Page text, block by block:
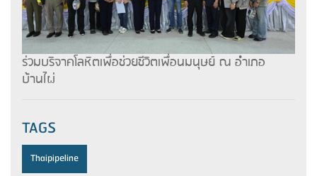
ร่วมบริจาคโลหิตเพื่อช่วยชีวิตเพื่อนมนุษย์ ณ อำเภอ
บ้านไผ่
TAGS
Thaipipeline